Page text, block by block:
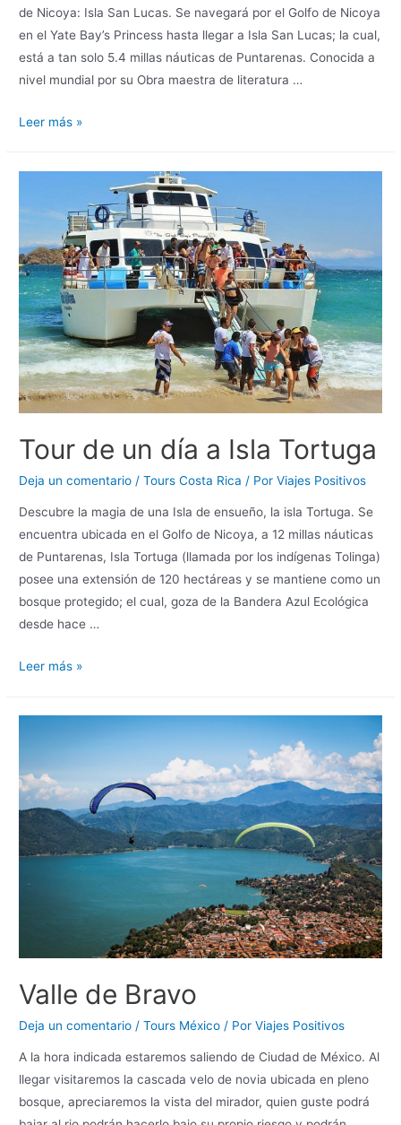
de Nicoya: Isla San Lucas. Se navegará por el Golfo de Nicoya
en el Yate Bay’s Princess hasta llegar a Isla San Lucas; la cual,
está a tan solo 5.4 millas náuticas de Puntarenas. Conocida a
nivel mundial por su Obra maestra de literatura …
Leer más »
Tour de un día a Isla Tortuga
Deja un comentario /Tours Costa Rica / PorViajes Positivos
Descubre la magia de una Isla de ensueño, la isla Tortuga. Se
encuentra ubicada en el Golfo de Nicoya, a 12 millas náuticas
de Puntarenas, Isla Tortuga (llamada por los indígenas Tolinga)
posee una extensión de 120 hectáreas y se mantiene como un
bosque protegido; el cual, goza de la Bandera Azul Ecológica
desde hace …
Leer más »
Valle de Bravo
Deja un comentario /Tours México / PorViajes Positivos
A la hora indicada estaremos saliendo de Ciudad de México. Al
llegar visitaremos la cascada velo de novia ubicada en pleno
bosque, apreciaremos la vista del mirador, quien guste podrá